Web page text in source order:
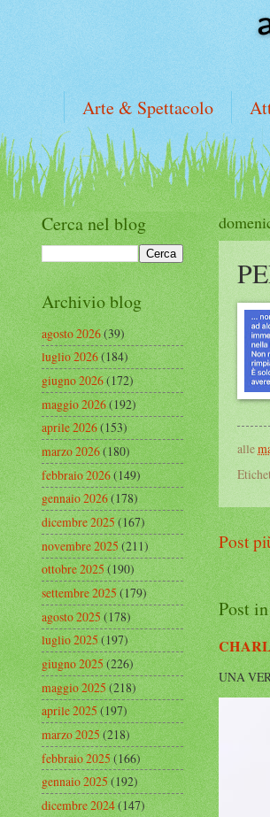
Arte & Spettacolo
alle
Post
Post
UNA
Cerca nel blog
Archivio blog
agosto 2026(39)
luglio 2026(184)
giugno 2026(172)
maggio 2026(192)
aprile 2026(153)
marzo 2026(180)
febbraio 2026(149)
gennaio 2026(178)
dicembre 2025(167)
novembre 2025(211)
ottobre 2025(190)
settembre 2025(179)
agosto 2025(178)
luglio 2025(197)
giugno 2025(226)
maggio 2025(218)
aprile 2025(197)
marzo 2025(218)
febbraio 2025(166)
gennaio 2025(192)
dicembre 2024(147)